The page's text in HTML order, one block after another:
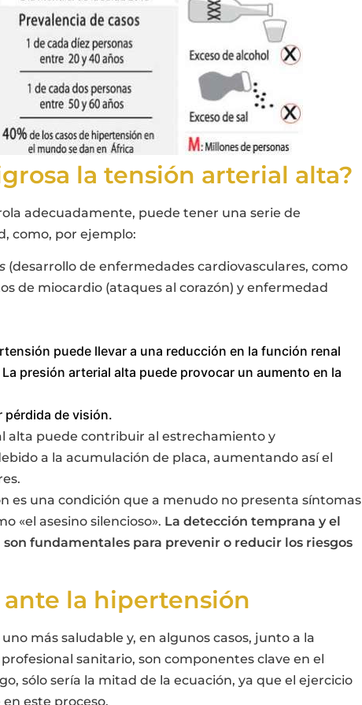
la tensión arterial alta?
adecuadamente, puede tener una serie de
como, por ejemplo:
(desarrollo de enfermedades cardiovasculares, como
de miocardio (ataques al corazón) y enfermedad
puede llevar a una reducción en la función renal
La presión arterial alta puede provocar un aumento en la
pérdida de visión.
alta puede contribuir al estrechamiento y
a la acumulación de placa, aumentando así el
es una condición que a menudo no presenta síntomas
«el asesino silencioso». La detección temprana y el
fundamentales para prevenir o reducir los riesgos
la hipertensión
más saludable y, en algunos casos, junto a la
sanitario, son componentes clave en el
sólo sería la mitad de la ecuación, ya que el ejercicio
este proceso.